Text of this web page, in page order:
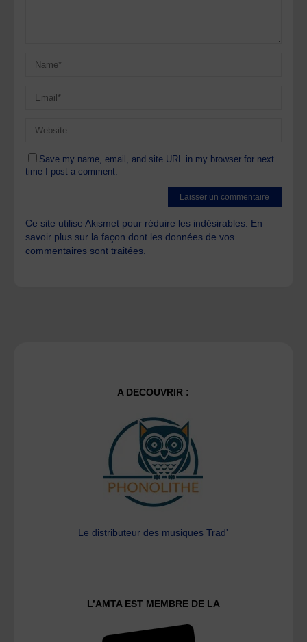
Save my name, email, and site URL in my browser for next
time I post a comment.
Ce site utilise Akismet pour réduire les indésirables. En
savoir plus sur la façon dont les données de vos
commentaires sont traitées
A DECOUVRIR :
Le distributeur des musiques Trad'
L’AMTA EST MEMBRE DE LA